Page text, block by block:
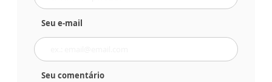
Seu e-mail
Seu comentário